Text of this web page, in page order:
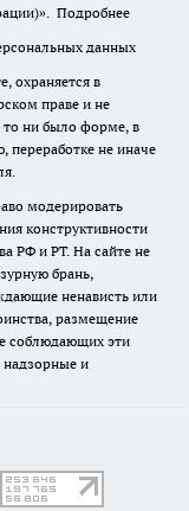
Подробнее
данных
охраняется в
праве и не
то ни было форме, в
переработке не иначе
модерировать
конструктивности
РФ и РТ. На сайте не
брань,
ненависть или
размещение
соблюдающих эти
надзорные и